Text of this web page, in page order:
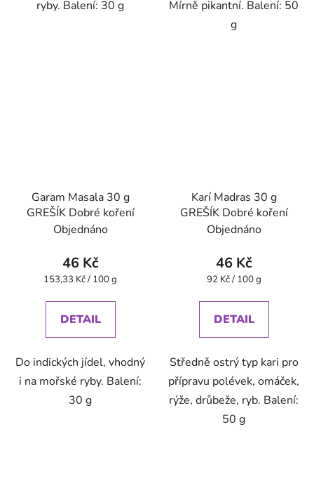
ryby. Balení: 30 g
Mírně pikantní. Balení: 50
g
Garam Masala 30 g
GREŠÍK Dobré koření
Objednáno
46 Kč
Měrná
153,33 Kč / 100 g
DETAIL
Do indických jídel, vhodný
i na mořské ryby. Balení:
30 g
Karí Madras 30 g
GREŠÍK Dobré koření
Objednáno
46 Kč
Měrná
92 Kč / 100 g
DETAIL
Středně ostrý typ kari pro
přípravu polévek, omáček,
rýže, drůbeže, ryb. Balení:
50 g